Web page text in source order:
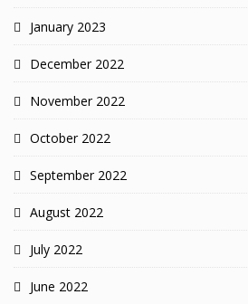
January 2023
December 2022
November 2022
October 2022
September 2022
August 2022
July 2022
June 2022